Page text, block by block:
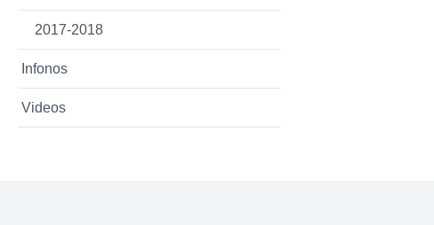
2017-2018
Infonos
Videos